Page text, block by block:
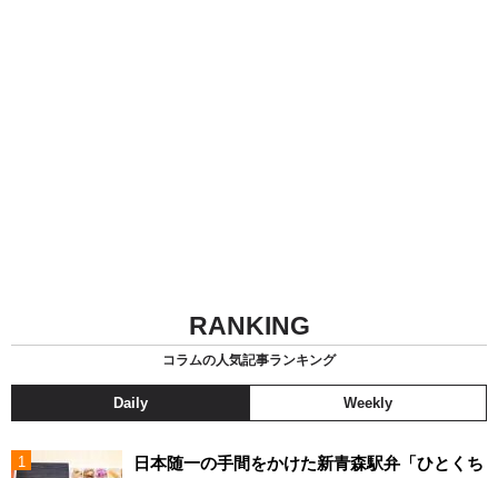
RANKING
コラムの人気記事ランキング
Daily Weekly
日本随一の手間をかけた新青森駅弁「ひとくち